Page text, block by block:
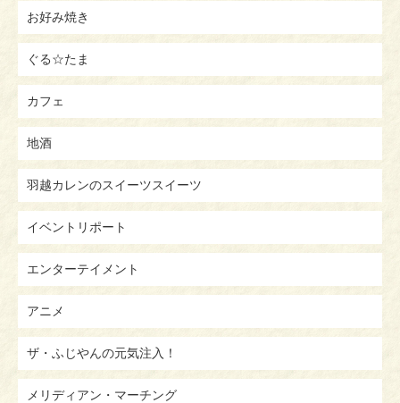
お好み焼き
ぐる☆たま
カフェ
地酒
羽越カレンのスイーツスイーツ
イベントリポート
エンターテイメント
アニメ
ザ・ふじやんの元気注入！
メリディアン・マーチング